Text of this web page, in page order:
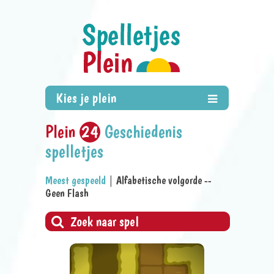
Plein 24 Geschiedenis
spelletjes
Meest gespeeld Alfabetische volgorde--
Geen Flash